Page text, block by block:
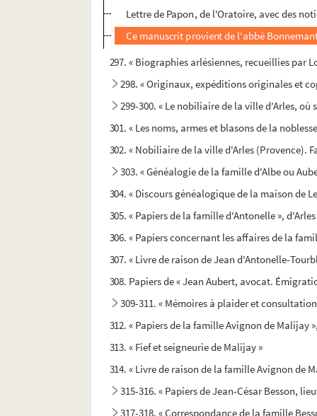
Lettre de Papon, de l'Oratoire, avec des
Ce manuscrit provient de l'abbé
297. « Biographies arlésiennes, recueillies par
298. « Originaux, expéditions originales et
299-300. « Le nobiliaire de la ville d'Arles,
301. « Les noms, armes et blasons de la
302. « Nobiliaire de la ville d'Arles (Provence).
303. « Généalogie de la famille d'Albe ou
304. « Discours généalogique de la maison de
305. « Papiers de la famille d'Antonelle », d'Arles
306. « Papiers concernant les affaires de la
307. « Livre de raison de Jean d'Antonelle-
308. Papiers de « Jean Aubert, avocat.
309-311. « Mémoires à plaider et
312. « Papiers de la famille Avignon de Malijay
313. « Fief et seigneurie de Malijay »
314. « Livre de raison de la famille Avignon de
315-316. « Papiers de Jean-César Besson,
317-318. « Correspondance de la famille